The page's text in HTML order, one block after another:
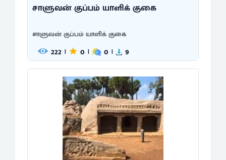
சாளுவன் குப்பம் யாளிக் குகை
சாளுவன் குப்பம் யாளிக் குகை
222 | 0 | 0 | 9